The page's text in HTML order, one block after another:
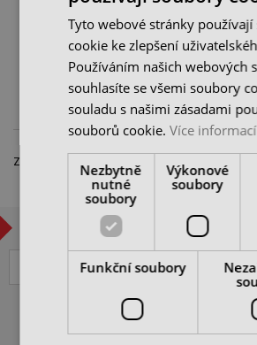
skladem 11 ks
260 Kč
cena bez DPH
DO KOŠÍKU
skladem
259 Kč
cena bez
Zobrazeno 1 – 2 z 2 položek
CHCETE BÝT V
Tyto webové stránky
cookie ke zlepšení
Používáním našich webových
souhlasíte se všemi soubory
souladu s našimi zásadami
souborů cookie.Více informací
Nezbytně
nutné
soubory
Výkonové
soubory
Funkční soubory